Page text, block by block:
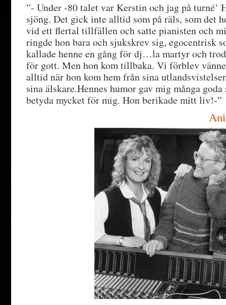
”- Under -80 talet var Kerstin och jag på turné’
sjöng. Det gick inte alltid som på räls, som det
vid ett flertal tillfällen och satte pianisten och
ringde hon bara och sjukskrev sig, egocentrisk
kallade henne en gång för dj…la martyr och
för gott. Men hon kom tillbaka. Vi förblev
alltid när hon kom hem från sina
sina älskare.Hennes humor gav mig många
betyda mycket för mig. Hon berikade mitt liv!-”
Anita